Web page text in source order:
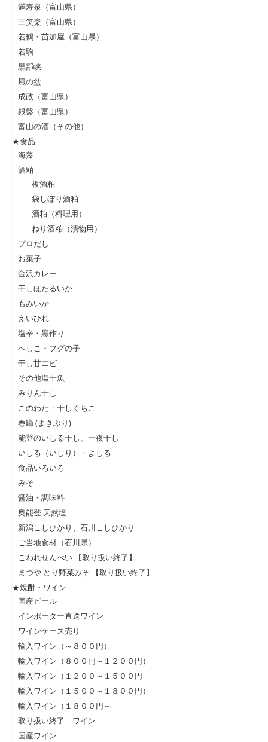
満寿泉（富山県）
三笑楽（富山県）
若鶴・苗加屋（富山県）
若駒
黒部峡
風の盆
成政（富山県）
銀盤（富山県）
富山の酒（その他）
★食品
海藻
酒粕
板酒粕
袋しぼり酒粕
酒粕（料理用）
ねり酒粕（漬物用）
プロだし
お菓子
金沢カレー
干しほたるいか
もみいか
えいひれ
塩辛・黒作り
へしこ・フグの子
干し甘エビ
その他塩干魚
みりん干し
このわた・干しくちこ
巻鰤 (まきぶり)
能登のいしる干し、一夜干し
いしる（いしり）・よしる
食品いろいろ
みそ
醤油・調味料
奥能登 天然塩
新潟こしひかり、石川こしひかり
ご当地食材（石川県）
こわれせんべい 【取り扱い終了】
まつや とり野菜みそ 【取り扱い終了】
★焼酎・ワイン
国産ビール
インポーター直送ワイン
ワインケース売り
輸入ワイン（～８００円）
輸入ワイン（８００円～１２００円）
輸入ワイン（１２００～１５００円
輸入ワイン（１５００～１８００円）
輸入ワイン（１８００円～
取り扱い終了 ワイン
国産ワイン